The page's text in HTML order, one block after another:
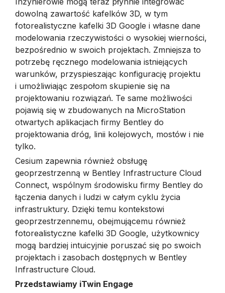
dowolną zawartość kafelków 3D, w tym
fotorealistyczne kafelki 3D Google i własne dane
modelowania rzeczywistości o wysokiej wierności,
bezpośrednio w swoich projektach. Zmniejsza to
potrzebę ręcznego modelowania istniejących
warunków, przyspieszając konfigurację projektu
i umożliwiając zespołom skupienie się na
projektowaniu rozwiązań. Te same możliwości
pojawią się w zbudowanych na MicroStation
otwartych aplikacjach firmy Bentley do
projektowania dróg, linii kolejowych, mostów i nie
tylko.
Cesium zapewnia również obsługę
geoprzestrzenną w Bentley Infrastructure Cloud
Connect, wspólnym środowisku firmy Bentley do
łączenia danych i ludzi w całym cyklu życia
infrastruktury. Dzięki temu kontekstowi
geoprzestrzennemu, obejmującemu również
fotorealistyczne kafelki 3D Google, użytkownicy
mogą bardziej intuicyjnie poruszać się po swoich
projektach i zasobach dostępnych w Bentley
Infrastructure Cloud.
Przedstawiamy iTwin Engage